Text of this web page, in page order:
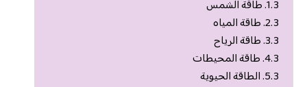
طاقة الشمس
طاقة المياه
طاقة الرياح
طاقة المحيطات
الطاقة الحيوية